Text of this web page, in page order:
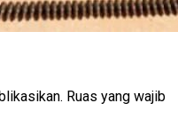
Ruas yang wajib